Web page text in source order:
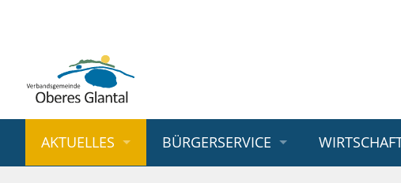
AKTUELLES BÜRGERSERVICE